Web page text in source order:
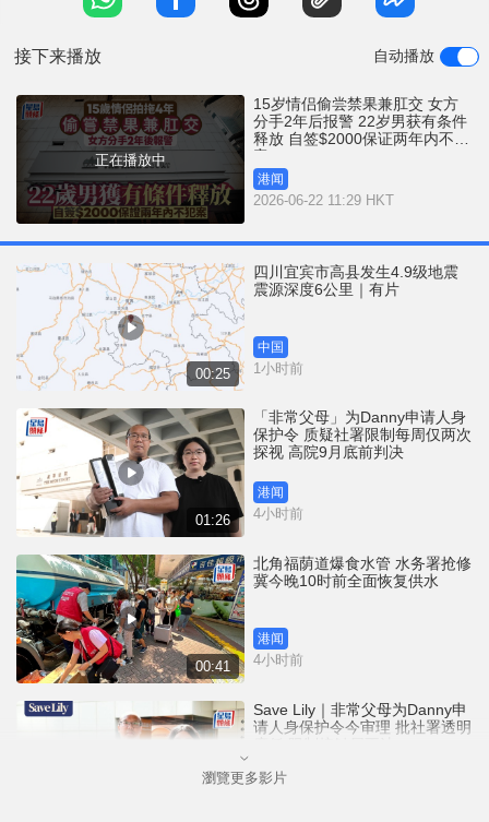
交往时亦主动同意进行性行为，分手2年后却突然改
接下来播放 自动播放
正在播放中
15岁情侣偷尝禁果兼肛交 女方
分手2年后报警 22岁男获有条件
释放 自签$2000保证两年内不犯
案
港闻
2026-06-22 11:29 HKT
00:25
四川宜宾市高县发生4.9级地震
震源深度6公里｜有片
中国
1小时前
01:26
「非常父母」为Danny申请人身
保护令 质疑社署限制每周仅两次
探视 高院9月底前判决
港闻
4小时前
00:41
北角福荫道爆食水管 水务署抢修
冀今晚10时前全面恢复供水
港闻
4小时前
Save Lily｜非常父母为Danny申
请人身保护令今审理 批社署透明
港闻
瀏覽更多影片